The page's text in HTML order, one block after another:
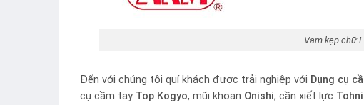
Vam kẹp chữ
Đến với chúng tôi quí khách được trải nghiệp với Dụng cụ
cụ cầm tay Top Kogyo, mũi khoan Onishi, cần xiết lực